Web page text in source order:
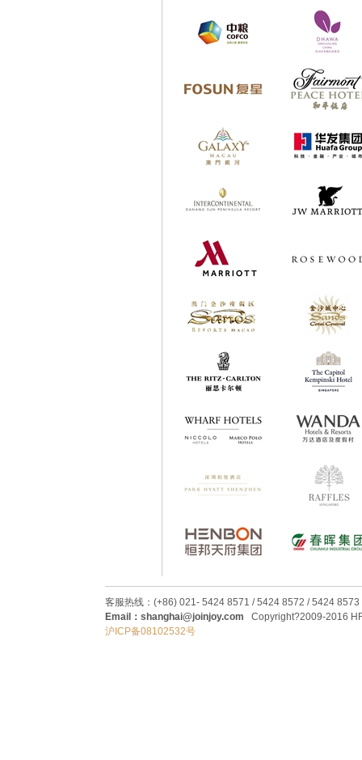
客服热线：(+86) 021- 5424 8571 / 5424 8572 / 5424 8573
Email：shanghai@joinjoy.com Copyright?2009-2016
沪ICP备08102532号